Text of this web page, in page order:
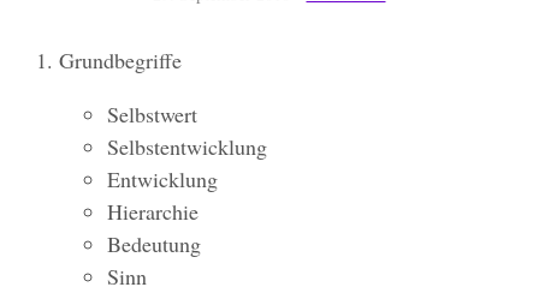
Grundbegriffe
Selbstwert
Selbstentwicklung
Entwicklung
Hierarchie
Bedeutung
Sinn